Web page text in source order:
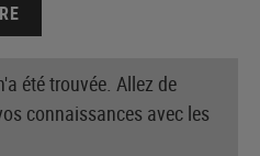
été trouvée. Allez de
connaissances avec les